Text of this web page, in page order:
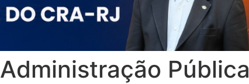
Administração Pública